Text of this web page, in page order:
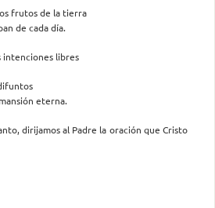
frutos de la tierra
de cada día.
intenciones libres
eterna.
dirijamos al Padre la oración que Cristo